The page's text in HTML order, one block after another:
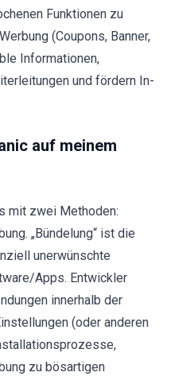
Funktionen zu
(Coupons, Banner,
Informationen,
und fördern In-
auf meinem
mit zwei Methoden:
„Bündelung“ ist die
unerwünschte
Apps. Entwickler
innerhalb der
(oder anderen
zu bösartigen